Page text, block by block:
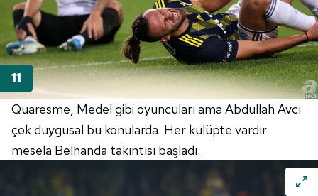
Metnimiziziyaret edebilirsiniz.
6698 sayılı Kişisel Verilerin Korunması Kanunu uyarınca
hazırlanmış Aydınlatma Metnimizi okumak ve sitemizde
ilgili mevzuata uygun olarak kullanılan çerezlerle ilgili bilgi
almak için lütfen
tıklayınız.
Quaresme, Medel gibi oyuncuları ama Abdullah Avcı
çok duygusal bu konularda. Her kulüpte vardır
mesela Belhanda takıntısı başladı.